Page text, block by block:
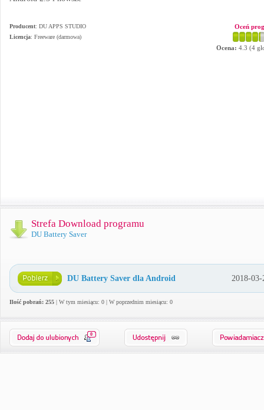
Producent: DU APPS STUDIO
Licencja: Freeware (darmowa)
Oceń
Ocena: 4.3 (4
Strefa Download programu
DU Battery Saver
DU Battery Saver dla Android 2018-03-
Ilość pobrań: 255 | W tym miesiącu: 0 | W poprzednim miesiącu: 0
0